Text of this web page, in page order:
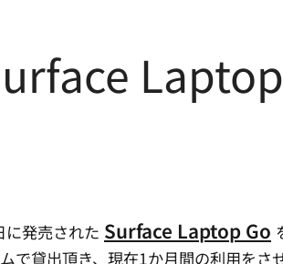
に発売された Surface Laptop Go
で貸出頂き、現在1か月間の利用をさ